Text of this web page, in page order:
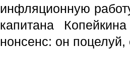
инфляционную
капитана
нонсенс: он